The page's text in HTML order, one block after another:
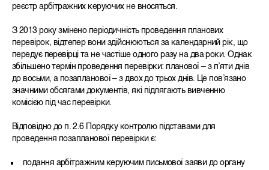
реєстр арбітражних керуючих не вносяться.
З 2013 року змінено періодичність проведення планових
перевірок, відтепер вони здійснюються за календарний рік, що
передує перевірці та не частіше одного разу на два роки. Однак
збільшено термін проведення перевірки: планової – з п’яти днів
до восьми, а позапланової – з двох до трьох днів. Це пов’язано
значними обсягами документів, які підлягають вивченню
комісією під час перевірки.
Відповідно до п. 2.6 Порядку контролю підставами для
проведення позапланової перевірки є:
подання арбітражним керуючим письмової заяви до органу